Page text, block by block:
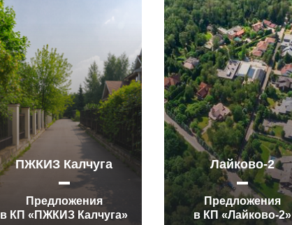
ПЖКИЗ Калчуга
Предложения
в КП «ПЖКИЗ Калчуга»
Лайково-2
Предложения
в КП «Лайково-2»